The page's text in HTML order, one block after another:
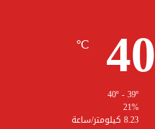
40
℃
21%
8.23 كيلومتر/ساعة